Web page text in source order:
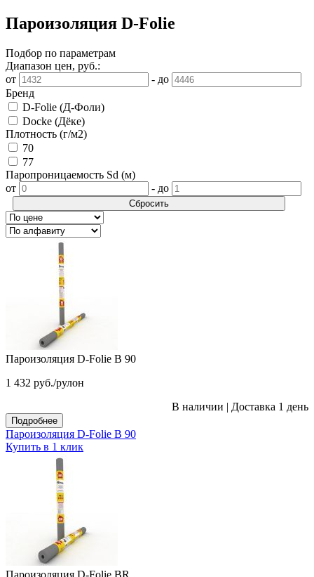
Пароизоляция D-Folie
Подбор по параметрам
Диапазон цен, руб.:
от
- до
Бренд
D-Folie (Д-Фоли)
Docke (Дёке)
Плотность (г/м2)
70
77
Паропроницаемость Sd (м)
от
- до
Сбросить
Пароизоляция D-Folie B 90
1 432 руб./рулон
В наличии | Доставка 1 день
Подробнее
Пароизоляция D-Folie B 90
Купить в 1 клик
Пароизоляция D-Folie BR